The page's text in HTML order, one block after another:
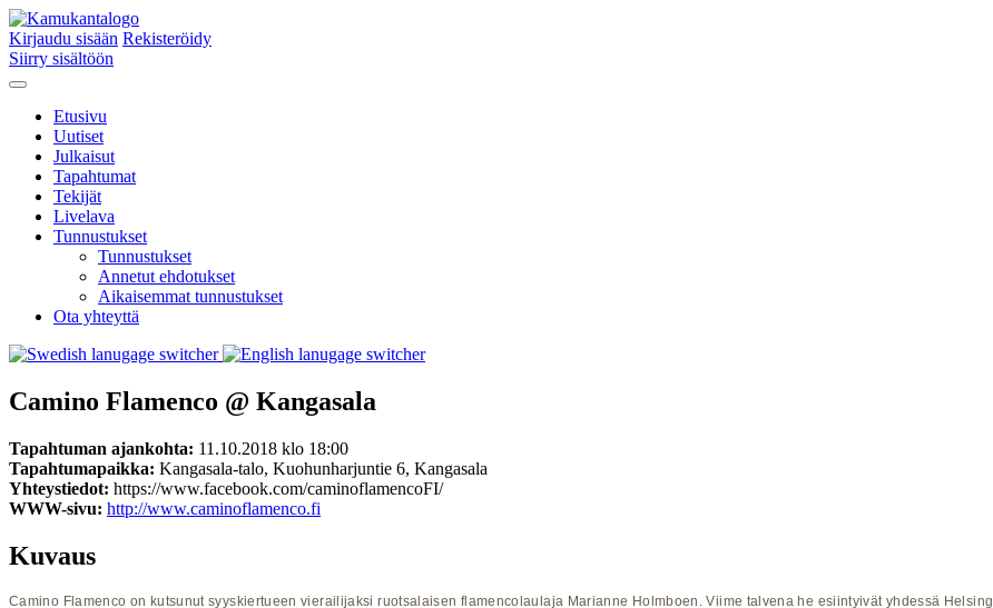
Kirjaudu sisään Rekisteröidy
Siirry sisältöön
Etusivu
Uutiset
Julkaisut
Tapahtumat
Tekijät
Livelava
Tunnustukset
Tunnustukset
Annetut ehdotukset
Aikaisemmat tunnustukset
Ota yhteyttä
Camino Flamenco @ Kangasala
Tapahtuman ajankohta: 11.10.2018 klo 18:00
Tapahtumapaikka: Kangasala-talo, Kuohunharjuntie 6, Kangasala
Yhteystiedot: https://www.facebook.com/caminoflamencoFI/
WWW-sivu: http://www.caminoflamenco.fi
Kuvaus
Camino Flamenco on kutsunut syyskiertueen vierailijaksi ruotsalaisen flamencolaulaja Marianne Holmboen. Viime talvena he esiintyivät yhdessä